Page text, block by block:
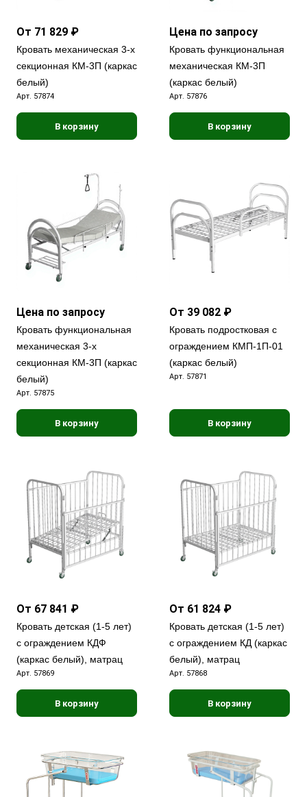
От 71 829 ₽
Кровать механическая 3-х
секционная КМ-3П (каркас
белый)
Арт. 57874
В корзину
Цена по запросу
Кровать функциональная
механическая КМ-3П
(каркас белый)
Арт. 57876
В корзину
Цена по запросу
Кровать функциональная
механическая 3-х
секционная КМ-3П (каркас
белый)
Арт. 57875
В корзину
От 39 082 ₽
Кровать подростковая с
ограждением КМП-1П-01
(каркас белый)
Арт. 57871
В корзину
От 67 841 ₽
Кровать детская (1-5 лет)
с ограждением КДФ
(каркас белый), матрац
Арт. 57869
В корзину
От 61 824 ₽
Кровать детская (1-5 лет)
с ограждением КД (каркас
белый), матрац
Арт. 57868
В корзину